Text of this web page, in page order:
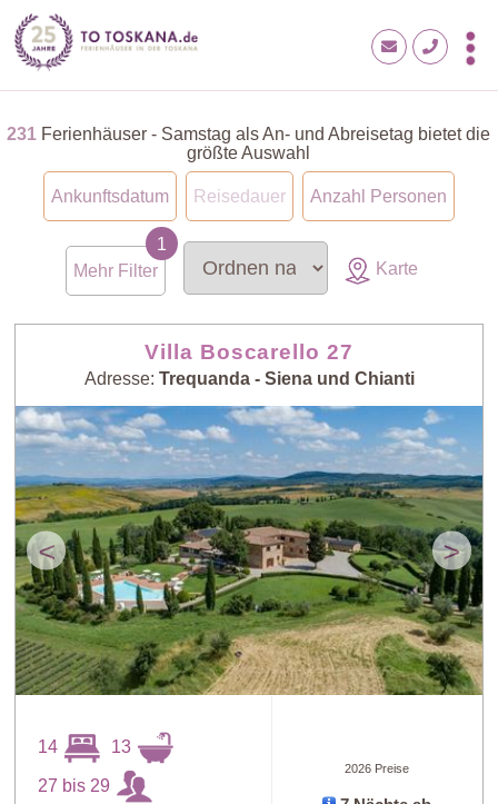
231 Ferienhäuser - Samstag als An- und Abreisetag bietet die
größte Auswahl
Ankunftsdatum Reisedauer Anzahl Personen
Mehr Filter Karte
Villa Boscarello 27
Adresse: Trequanda - Siena und Chianti
< >
14 13
27 bis 29
2026 Preise